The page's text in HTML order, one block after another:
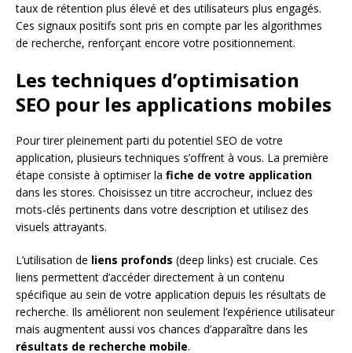
taux de rétention plus élevé et des utilisateurs plus engagés.
Ces signaux positifs sont pris en compte par les algorithmes
de recherche, renforçant encore votre positionnement.
Les techniques d’optimisation
SEO pour les applications mobiles
Pour tirer pleinement parti du potentiel SEO de votre
application, plusieurs techniques s’offrent à vous. La première
étape consiste à optimiser la fiche de votre application
dans les stores. Choisissez un titre accrocheur, incluez des
mots-clés pertinents dans votre description et utilisez des
visuels attrayants.
L’utilisation de liens profonds (deep links) est cruciale. Ces
liens permettent d’accéder directement à un contenu
spécifique au sein de votre application depuis les résultats de
recherche. Ils améliorent non seulement l’expérience utilisateur
mais augmentent aussi vos chances d’apparaître dans les
résultats de recherche mobile.